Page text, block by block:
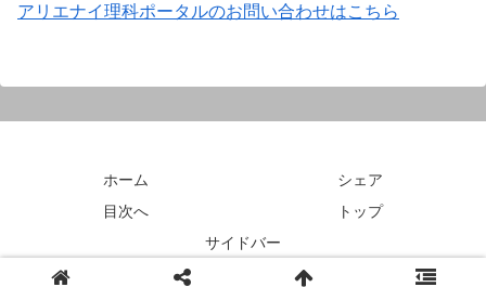
アリエナイ理科ポータルのお問い合わせはこちら
ホーム
シェア
目次へ
トップ
サイドバー
© 2018 アリエナイ理科ポータル.